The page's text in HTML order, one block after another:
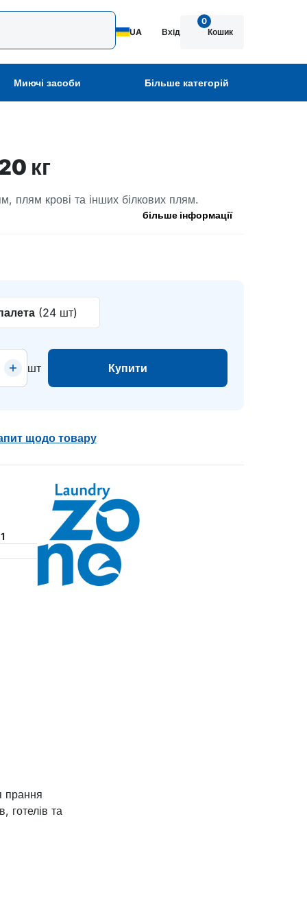
UA Вхід
0
Кошик
Миючі засоби Більше категорій
кг
плям крові та інших білкових плям.
більше інформації
(24 шт)
шт Купити
щодо товару
прання
готелів та